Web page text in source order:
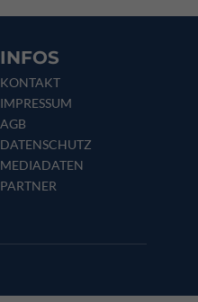
INFOS
KONTAKT
IMPRESSUM
AGB
DATENSCHUTZ
MEDIADATEN
PARTNER